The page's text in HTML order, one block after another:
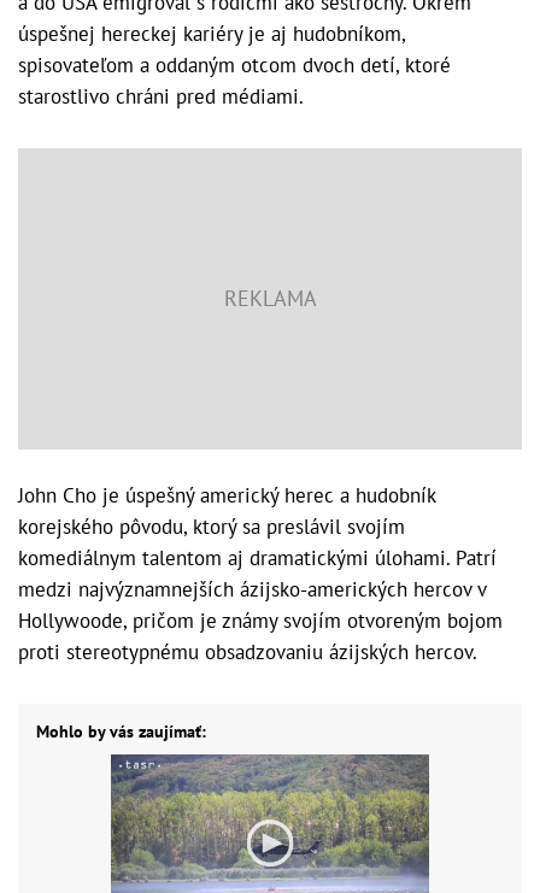
úspešnej hereckej kariéry je aj hudobníkom,
spisovateľom a oddaným otcom dvoch detí, ktoré
starostlivo chráni pred médiami.
John Cho je úspešný americký herec a hudobník
korejského pôvodu, ktorý sa preslávil svojím
komediálnym talentom aj dramatickými úlohami. Patrí
medzi najvýznamnejších ázijsko-amerických hercov v
Hollywoode, pričom je známy svojím otvoreným bojom
proti stereotypnému obsadzovaniu ázijských hercov.
Mohlo by vás zaujímať: